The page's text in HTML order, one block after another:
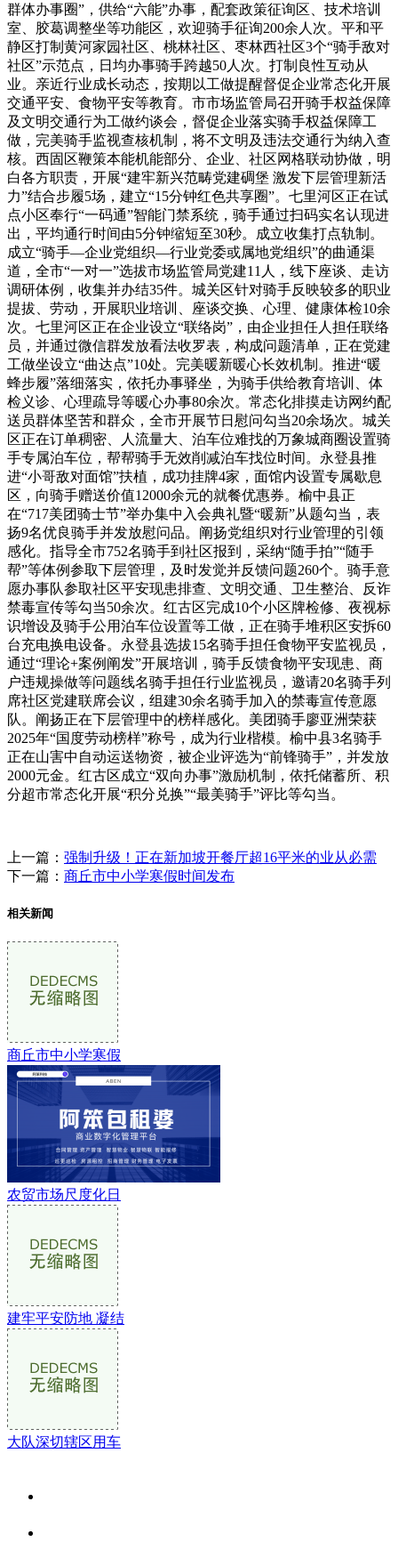
群体办事圈”，供给“六能”办事，配套政策征询区、技术培训
室、胶葛调整坐等功能区，欢迎骑手征询200余人次。平和平
静区打制黄河家园社区、桃林社区、枣林西社区3个“骑手敌对
社区”示范点，日均办事骑手跨越50人次。打制良性互动从
业。亲近行业成长动态，按期以工做提醒督促企业常态化开展
交通平安、食物平安等教育。市市场监管局召开骑手权益保障
及文明交通行为工做约谈会，督促企业落实骑手权益保障工
做，完美骑手监视查核机制，将不文明及违法交通行为纳入查
核。西固区鞭策本能机能部分、企业、社区网格联动协做，明
白各方职责，开展“建牢新兴范畴党建碉堡 激发下层管理新活
力”结合步履5场，建立“15分钟红色共享圈”。七里河区正在试
点小区奉行“一码通”智能门禁系统，骑手通过扫码实名认现进
出，平均通行时间由5分钟缩短至30秒。成立收集打点轨制。
成立“骑手—企业党组织—行业党委或属地党组织”的曲通渠
道，全市“一对一”选拔市场监管局党建11人，线下座谈、走访
调研体例，收集并办结35件。城关区针对骑手反映较多的职业
提拔、劳动，开展职业培训、座谈交换、心理、健康体检10余
次。七里河区正在企业设立“联络岗”，由企业担任人担任联络
员，并通过微信群发放看法收罗表，构成问题清单，正在党建
工做坐设立“曲达点”10处。完美暖新暖心长效机制。推进“暖
蜂步履”落细落实，依托办事驿坐，为骑手供给教育培训、体
检义诊、心理疏导等暖心办事80余次。常态化排摸走访网约配
送员群体坚苦和群众，全市开展节日慰问勾当20余场次。城关
区正在订单稠密、人流量大、泊车位难找的万象城商圈设置骑
手专属泊车位，帮帮骑手无效削减泊车找位时间。永登县推
进“小哥敌对面馆”扶植，成功挂牌4家，面馆内设置专属歇息
区，向骑手赠送价值12000余元的就餐优惠券。榆中县正
在“717美团骑士节”举办集中入会典礼暨“暖新”从题勾当，表
扬9名优良骑手并发放慰问品。阐扬党组织对行业管理的引领
感化。指导全市752名骑手到社区报到，采纳“随手拍”“随手
帮”等体例参取下层管理，及时发觉并反馈问题260个。骑手意
愿办事队参取社区平安现患排查、文明交通、卫生整治、反诈
禁毒宣传等勾当50余次。红古区完成10个小区牌检修、夜视标
识增设及骑手公用泊车位设置等工做，正在骑手堆积区安拆60
台充电换电设备。永登县选拔15名骑手担任食物平安监视员，
通过“理论+案例阐发”开展培训，骑手反馈食物平安现患、商
户违规操做等问题线名骑手担任行业监视员，邀请20名骑手列
席社区党建联席会议，组建30余名骑手加入的禁毒宣传意愿
队。阐扬正在下层管理中的榜样感化。美团骑手廖亚洲荣获
2025年“国度劳动榜样”称号，成为行业楷模。榆中县3名骑手
正在山害中自动运送物资，被企业评选为“前锋骑手”，并发放
2000元金。红古区成立“双向办事”激励机制，依托储蓄所、积
分超市常态化开展“积分兑换”“最美骑手”评比等勾当。
上一篇： 强制升级！正在新加坡开餐厅超16平米的业从必需
下一篇： 商丘市中小学寒假时间发布
相关新闻
商丘市中小学寒假
农贸市场尺度化日
建牢平安防地 凝结
大队深切辖区用车